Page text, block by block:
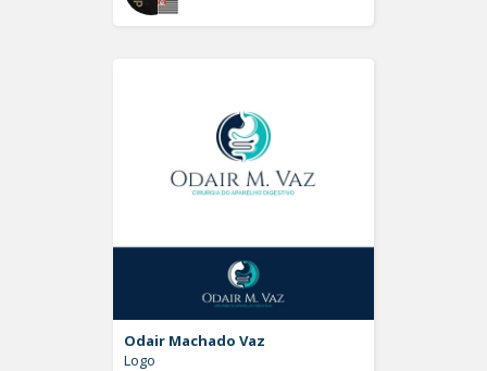
Odair Machado Vaz
Logo